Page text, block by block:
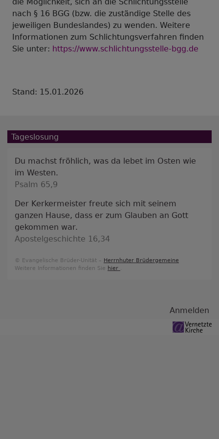
die Möglichkeit, sich an die Schlichtungsstelle
nach § 16 BGG (bzw. die zuständige Stelle des
jeweiligen Bundeslandes) zu wenden. Weitere
Informationen zum Schlichtungsverfahren finden
Sie unter: https://www.schlichtungsstelle-bgg.de
Stand: 15.01.2026
Tageslosung
Du machst fröhlich, was da lebet im Osten wie
im Westen.
Psalm 65,9
Der Kerkermeister freute sich mit seinem
ganzen Hause, dass er zum Glauben an Gott
gekommen war.
Apostelgeschichte 16,34
© Evangelische Brüder-Unität – Herrnhuter Brüdergemeine
Weitere Informationen finden Sie hier .
Anmelden